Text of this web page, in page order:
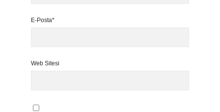
E-Posta*
Web Sitesi